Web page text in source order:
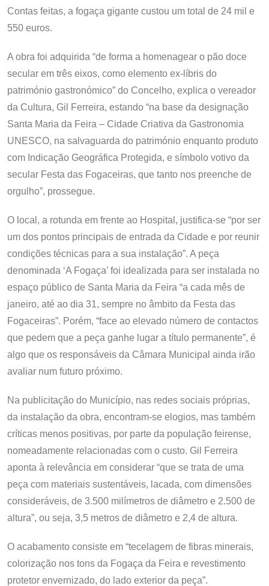
Contas feitas, a fogaça gigante custou um total de 24 mil e
550 euros.
A obra foi adquirida “de forma a homenagear o pão doce
secular em três eixos, como elemento ex-líbris do
património gastronómico” do Concelho, explica o vereador
da Cultura, Gil Ferreira, estando “na base da designação
Santa Maria da Feira – Cidade Criativa da Gastronomia
UNESCO, na salvaguarda do património enquanto produto
com Indicação Geográfica Protegida, e símbolo votivo da
secular Festa das Fogaceiras, que tanto nos preenche de
orgulho”, prossegue.
O local, a rotunda em frente ao Hospital, justifica-se “por ser
um dos pontos principais de entrada da Cidade e por reunir
condições técnicas para a sua instalação”. A peça
denominada ‘A Fogaça’ foi idealizada para ser instalada no
espaço público de Santa Maria da Feira “a cada mês de
janeiro, até ao dia 31, sempre no âmbito da Festa das
Fogaceiras”. Porém, “face ao elevado número de contactos
que pedem que a peça ganhe lugar a título permanente”, é
algo que os responsáveis da Câmara Municipal ainda irão
avaliar num futuro próximo.
Na publicitação do Município, nas redes sociais próprias,
da instalação da obra, encontram-se elogios, mas também
críticas menos positivas, por parte da população feirense,
nomeadamente relacionadas com o custo. Gil Ferreira
aponta à relevância em considerar “que se trata de uma
peça com materiais sustentáveis, lacada, com dimensões
consideráveis, de 3.500 milímetros de diâmetro e 2.500 de
altura”, ou seja, 3,5 metros de diâmetro e 2,4 de altura.
O acabamento consiste em “tecelagem de fibras minerais,
colorização nos tons da Fogaça da Feira e revestimento
protetor envernizado, do lado exterior da peça”.